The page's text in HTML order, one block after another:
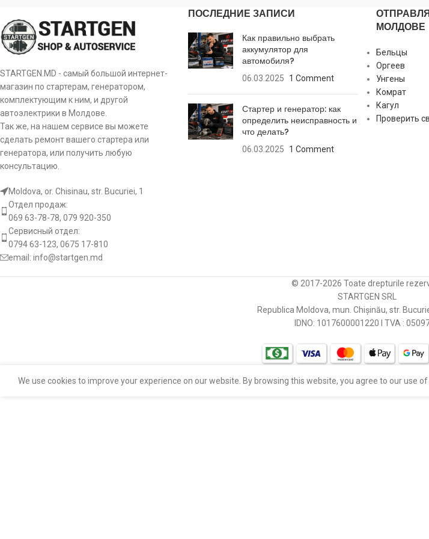
YANMAR
All Models Engine [3TNE88], All Models Engine [4TNE88], All Models ENGINES 3YM20, All
MARINE ENGINES YH2, MARINE All Models
G.1 [ mm ]
Matching
STARTGEN.MD - самый большой интернет-
магазин по стартерам, генератором,
комплектующим к ним, и другой
автоэлектрики в Молдове.
Так же, на нашем сервисе вы можете
сделать ремонт вашего стартера или
генератора, или получить любую
консультацию.
Moldova, or. Chisinau, str. Bucuriei, 1
Отдел продаж:
069 63-78-78, 079 920-350
Сервисный отдел:
0794 63-123, 0675 17-810
email: info@startgen.md
ПОСЛЕДНИЕ ЗАПИСИ
Как правильно выбрать
аккумулятор для
автомобиля?
06.03.2025 1 Comment
Стартер и генератор: как
определить неисправность и
что делать?
06.03.2025 1 Comment
МОЛДОВЕ
Бельцы
Оргеев
Унгены
Комрат
Кагул
Проверить
© 2017-2026 Toate drepturile
STARTGEN SRL
Republica Moldova, mun. Chișinău, str.
IDNO: 1017600001220 I TVA :
We use cookies to improve your experience on our website. By browsing this website, you agree to our use of